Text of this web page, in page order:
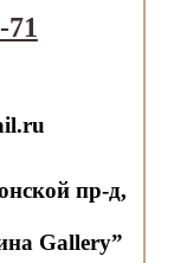
71
пр-д,
Gallery”